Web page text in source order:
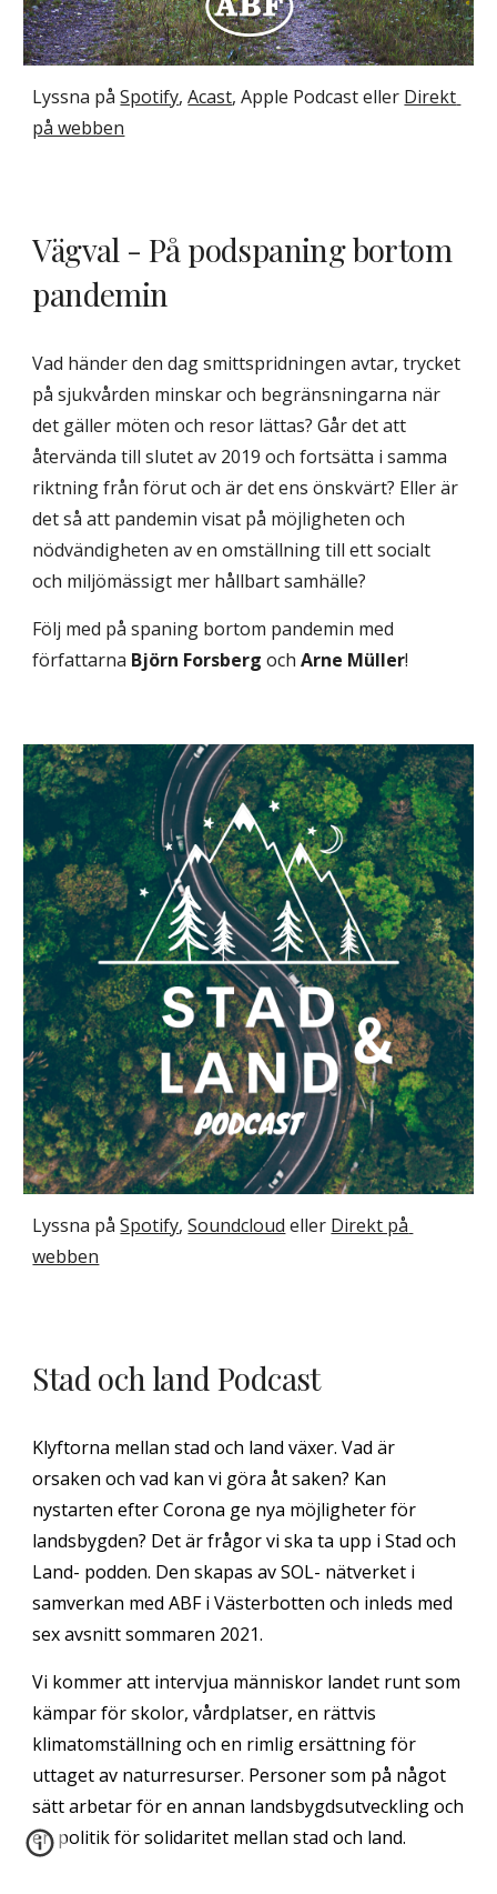
Lyssna på Spotify, Acast, Apple Podcast eller Direkt
på webben
Vägval - På podspaning bortom
pandemin
Vad händer den dag smittspridningen avtar, trycket
på sjukvården minskar och begränsningarna när
det gäller möten och resor lättas? Går det att
återvända till slutet av 2019 och fortsätta i samma
riktning från förut och är det ens önskvärt? Eller är
det så att pandemin visat på möjligheten och
nödvändigheten av en omställning till ett socialt
och miljömässigt mer hållbart samhälle?
Följ med på spaning bortom pandemin med
författarna Björn Forsberg och Arne Müller!
Lyssna på Spotify, Soundcloud eller Direkt på
webben
Stad och land Podcast
Klyftorna mellan stad och land växer. Vad är
orsaken och vad kan vi göra åt saken? Kan
nystarten efter Corona ge nya möjligheter för
landsbygden? Det är frågor vi ska ta upp i Stad och
Land- podden. Den skapas av SOL- nätverket i
samverkan med ABF i Västerbotten och inleds med
sex avsnitt sommaren 2021.
Vi kommer att intervjua människor landet runt som
kämpar för skolor, vårdplatser, en rättvis
klimatomställning och en rimlig ersättning för
uttaget av naturresurser. Personer som på något
sätt arbetar för en annan landsbygdsutveckling och
en politik för solidaritet mellan stad och land.